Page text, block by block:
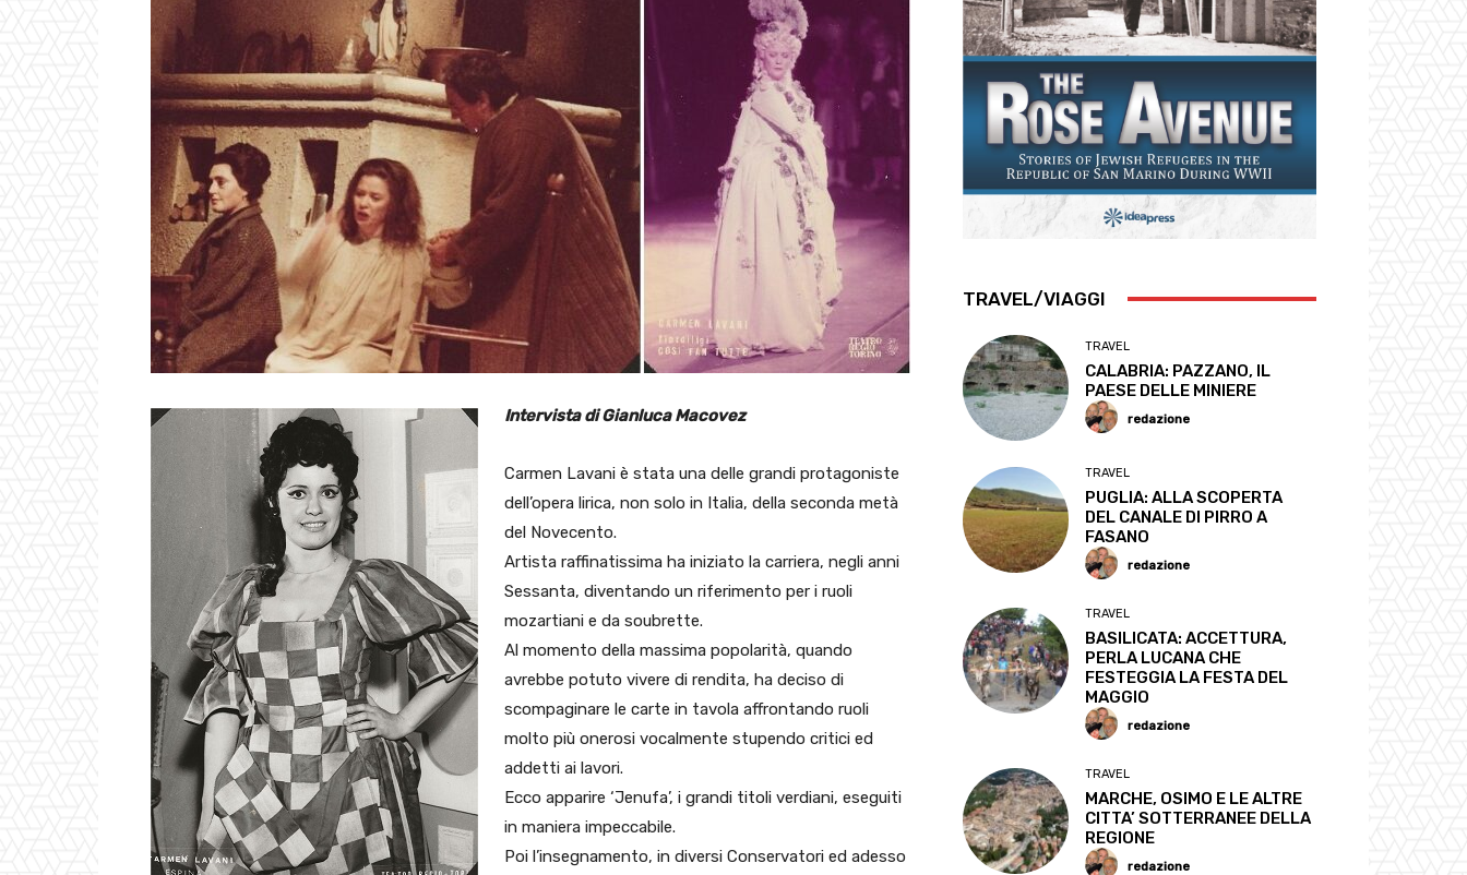
Intervista di Gianluca Macovez
Carmen Lavani è stata una delle grandi protagoniste
dell’opera lirica, non solo in Italia, della seconda metà
del Novecento.
Artista raffinatissima ha iniziato la carriera, negli anni
Sessanta, diventando un riferimento per i ruoli
mozartiani e da soubrette.
Al momento della massima popolarità, quando
avrebbe potuto vivere di rendita, ha deciso di
scompaginare le carte in tavola affrontando ruoli
molto più onerosi vocalmente stupendo critici ed
addetti ai lavori.
Ecco apparire ‘Jenufa’, i grandi titoli verdiani, eseguiti
in maniera impeccabile.
Poi l’insegnamento, in diversi Conservatori ed adesso
TRAVEL/VIAGGI
TRAVEL
CALABRIA: PAZZANO, IL
PAESE DELLE MINIERE
redazione
TRAVEL
PUGLIA: ALLA SCOPERTA
DEL CANALE DI PIRRO A
FASANO
redazione
TRAVEL
BASILICATA: ACCETTURA,
PERLA LUCANA CHE
FESTEGGIA LA FESTA DEL
MAGGIO
redazione
TRAVEL
MARCHE, OSIMO E LE ALTRE
CITTA’ SOTTERRANEE DELLA
REGIONE
redazione